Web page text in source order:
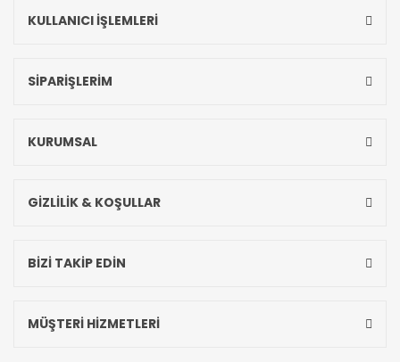
KULLANICI İŞLEMLERİ
SİPARİŞLERİM
KURUMSAL
GİZLİLİK & KOŞULLAR
BİZİ TAKİP EDİN
MÜŞTERİ HİZMETLERİ